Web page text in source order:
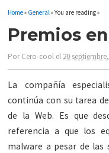
Home» General » You are reading »
Premios
PorCero-cool el 20
La compañía
continúa con su tarea
de la Web. Es que
referencia a que los
malware a pesar de las